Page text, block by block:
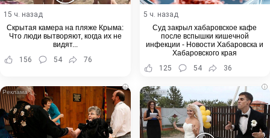
15 ч. назад
Скрытая камера на пляже Крыма:
Что люди вытворяют, когда их не
видят...
156
54 76
5 ч. назад
Суд закрыл хабаровское кафе
после вспышки кишечной
инфекции - Новости Хабаровска и
Хабаровского края
125
54 36
i i